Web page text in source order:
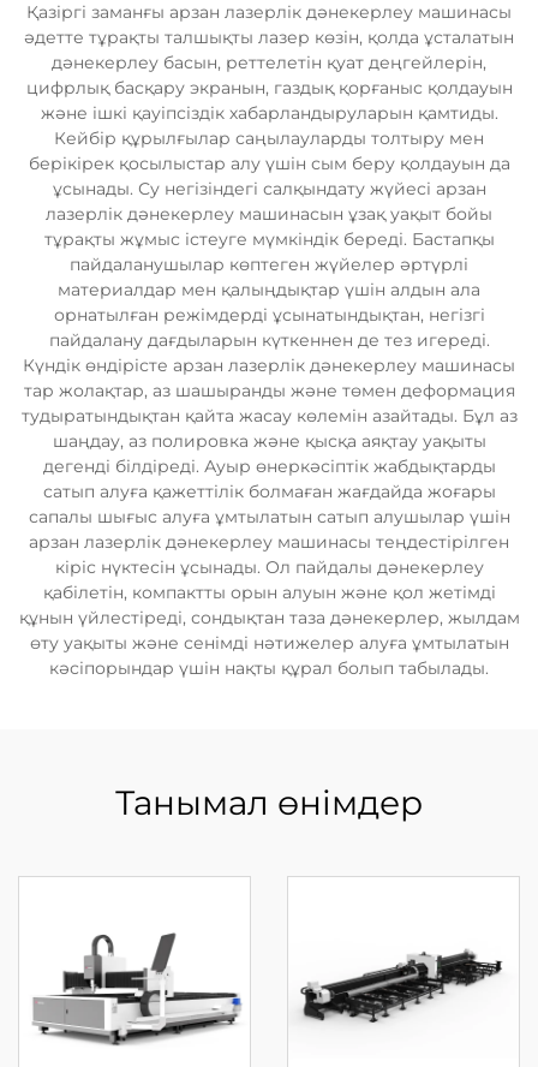
Қазіргі заманғы арзан лазерлік дәнекерлеу машинасы
әдетте тұрақты талшықты лазер көзін, қолда ұсталатын
дәнекерлеу басын, реттелетін қуат деңгейлерін,
цифрлық басқару экранын, газдық қорғаныс қолдауын
және ішкі қауіпсіздік хабарландыруларын қамтиды.
Кейбір құрылғылар саңылауларды толтыру мен
берікірек қосылыстар алу үшін сым беру қолдауын да
ұсынады. Су негізіндегі салқындату жүйесі арзан
лазерлік дәнекерлеу машинасын ұзақ уақыт бойы
тұрақты жұмыс істеуге мүмкіндік береді. Бастапқы
пайдаланушылар көптеген жүйелер әртүрлі
материалдар мен қалыңдықтар үшін алдын ала
орнатылған режімдерді ұсынатындықтан, негізгі
пайдалану дағдыларын күткеннен де тез игереді.
Күндік өндірісте арзан лазерлік дәнекерлеу машинасы
тар жолақтар, аз шашыранды және төмен деформация
тудыратындықтан қайта жасау көлемін азайтады. Бұл аз
шаңдау, аз полировка және қысқа аяқтау уақыты
дегенді білдіреді. Ауыр өнеркәсіптік жабдықтарды
сатып алуға қажеттілік болмаған жағдайда жоғары
сапалы шығыс алуға ұмтылатын сатып алушылар үшін
арзан лазерлік дәнекерлеу машинасы теңдестірілген
кіріс нүктесін ұсынады. Ол пайдалы дәнекерлеу
қабілетін, компактты орын алуын және қол жетімді
құнын үйлестіреді, сондықтан таза дәнекерлер, жылдам
өту уақыты және сенімді нәтижелер алуға ұмтылатын
кәсіпорындар үшін нақты құрал болып табылады.
Танымал өнімдер